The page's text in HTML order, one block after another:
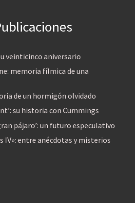
veinticinco aniversario
memoria fílmica de una
de un hormigón olvidado
su historia con Cummings
pájaro’: un futuro especulativo
IV»: entre anécdotas y misterios